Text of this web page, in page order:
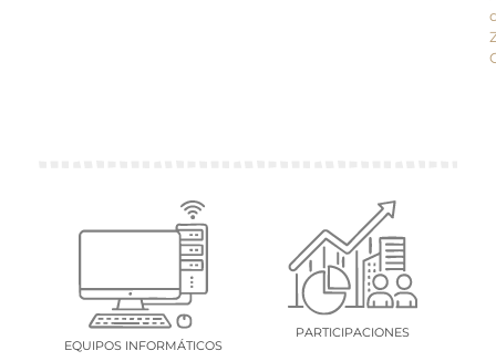
EQUIPOS INFORMÁTICOS
PARTICIPACIONES